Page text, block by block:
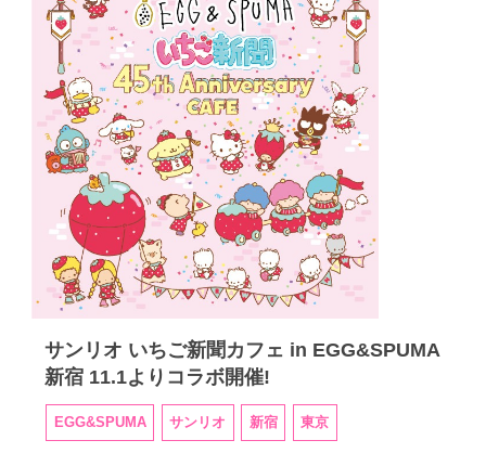
サンリオ いちご新聞カフェ in EGG&SPUMA
新宿 11.1よりコラボ開催!
EGG&SPUMA サンリオ 新宿 東京